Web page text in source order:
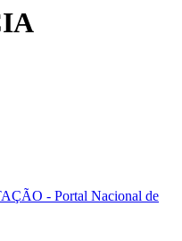
- Portal Nacional de